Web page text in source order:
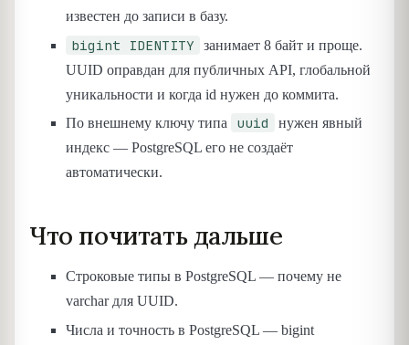
известен до записи в базу.
bigint IDENTITY
занимает 8 байт и проще.
UUID оправдан для публичных API, глобальной
уникальности и когда id нужен до коммита.
По внешнему ключу типа
uuid
нужен явный
индекс — PostgreSQL его не создаёт
автоматически.
Что почитать дальше
Строковые типы в PostgreSQL — почему не
varchar для UUID.
Числа и точность в PostgreSQL — bigint